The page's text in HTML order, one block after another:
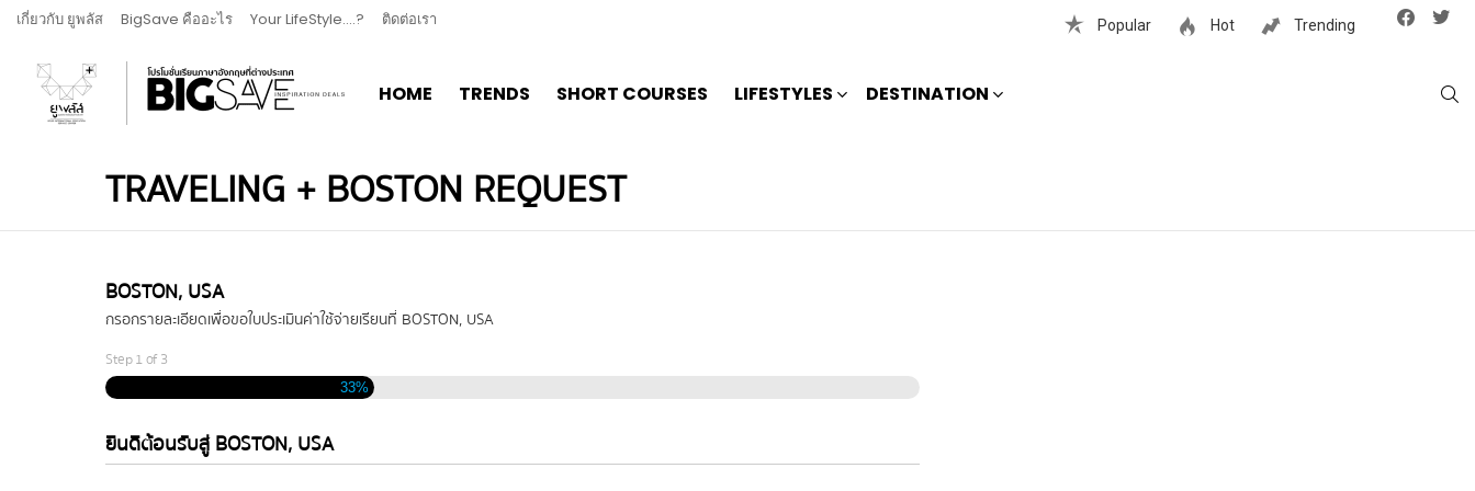
เกี่ยวกับ ยูพลัส BigSave คืออะไร Your LifeStyle….? ติดต่อเรา Popular Hot Trending
Facebook
HOME TRENDS SHORT COURSES LIFESTYLES DESTINATION
TRAVELING + BOSTON REQUEST
BOSTON, USA
กรอกรายละเอียดเพื่อขอใบประเมินค่าใช้จ่ายเรียนที่ BOSTON, USA
Step1of 3
33%
ยินดีต้อนรับสู่ BOSTON, USA